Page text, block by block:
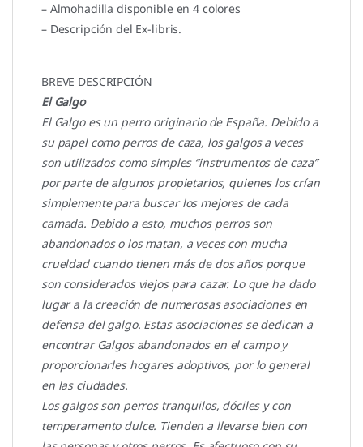
– Almohadilla disponible en 4 colores
– Descripción del Ex-libris.
BREVE DESCRIPCIÓN
El Galgo
El Galgo es un perro originario de España. Debido a
su papel como perros de caza, los galgos a veces
son utilizados como simples “instrumentos de caza”
por parte de algunos propietarios, quienes los crían
simplemente para buscar los mejores de cada
camada. Debido a esto, muchos perros son
abandonados o los matan, a veces con mucha
crueldad cuando tienen más de dos años porque
son considerados viejos para cazar. Lo que ha dado
lugar a la creación de numerosas asociaciones en
defensa del galgo. Estas asociaciones se dedican a
encontrar Galgos abandonados en el campo y
proporcionarles hogares adoptivos, por lo general
en las ciudades.
Los galgos son perros tranquilos, dóciles y con
temperamento dulce. Tienden a llevarse bien con